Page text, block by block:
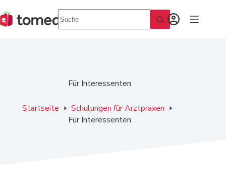
Inhalt
springen
Für Interessenten
Startseite
Schulungen für Arztpraxen
Für Interessenten